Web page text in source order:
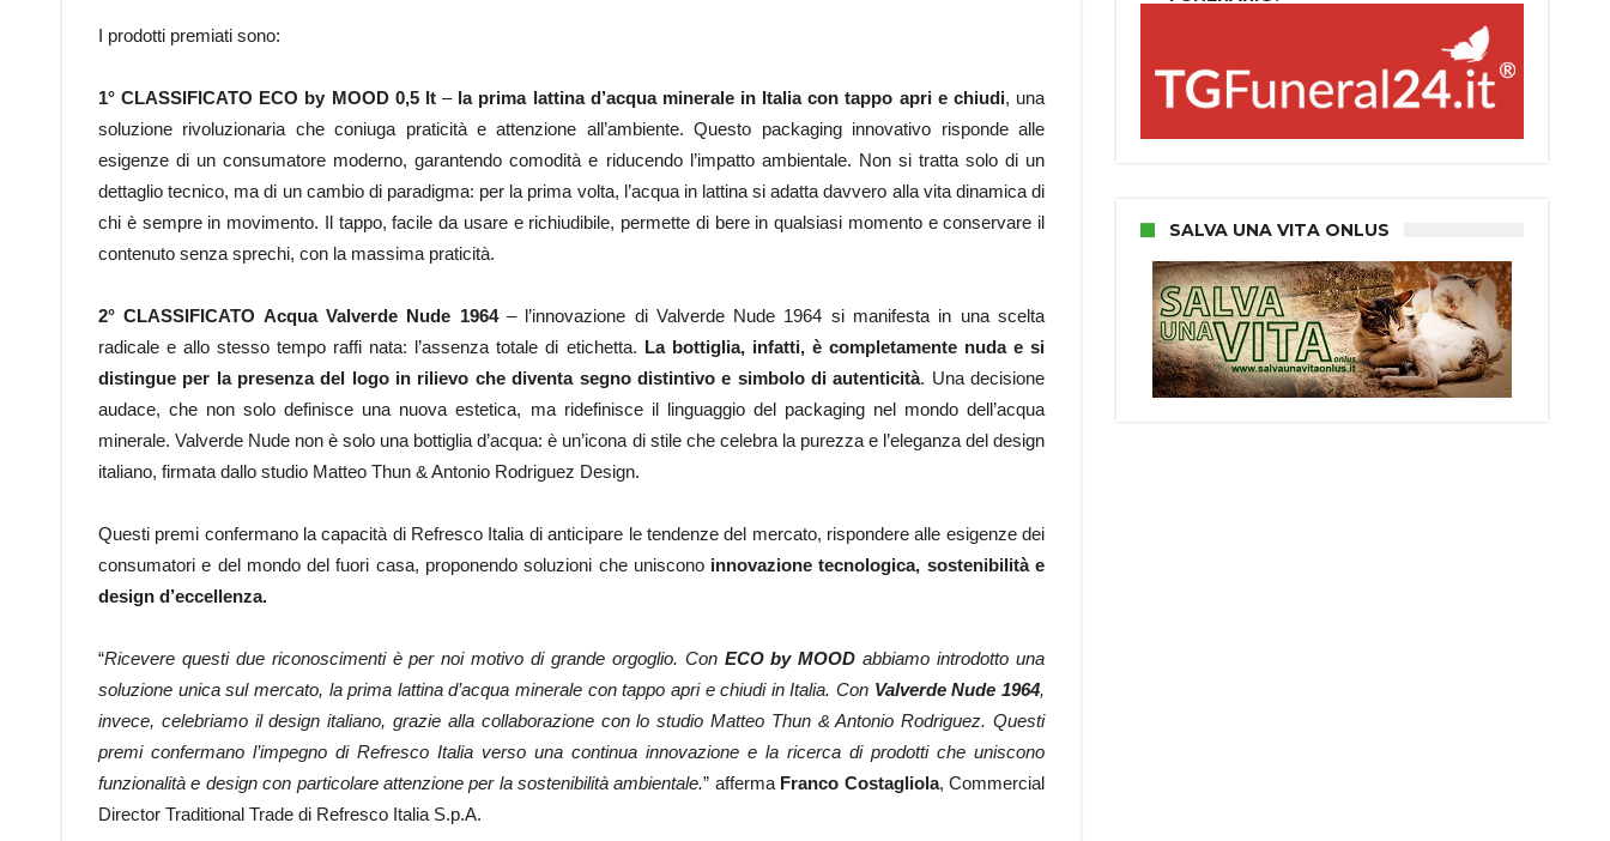
I prodotti premiati sono:
1° CLASSIFICATO ECO by MOOD 0,5 lt– la prima lattina d’acqua minerale in Italia con tappo apri e chiudi, una
soluzione rivoluzionaria che coniuga praticità e attenzione all’ambiente. Questo packaging innovativo risponde alle
esigenze di un consumatore moderno, garantendo comodità e riducendo l’impatto ambientale. Non si tratta solo di un
dettaglio tecnico, ma di un cambio di paradigma: per la prima volta, l’acqua in lattina si adatta davvero alla vita dinamica di
chi è sempre in movimento. Il tappo, facile da usare e richiudibile, permette di bere in qualsiasi momento e conservare il
contenuto senza sprechi, con la massima praticità.
2° CLASSIFICATO Acqua Valverde Nude 1964 – l’innovazione di Valverde Nude 1964 si manifesta in una scelta
radicale e allo stesso tempo raffi nata: l’assenza totale di etichetta. La bottiglia, infatti, è completamente nuda e si
distingue per la presenza del logo in rilievo che diventa segno distintivo e simbolo di autenticità. Una decisione
audace, che non solo definisce una nuova estetica, ma ridefinisce il linguaggio del packaging nel mondo dell’acqua
minerale. Valverde Nude non è solo una bottiglia d’acqua: è un’icona di stile che celebra la purezza e l’eleganza del design
italiano, firmata dallo studio Matteo Thun & Antonio Rodriguez Design.
Questi premi confermano la capacità di Refresco Italia di anticipare le tendenze del mercato, rispondere alle esigenze dei
consumatori e del mondo del fuori casa, proponendo soluzioni che uniscono innovazione tecnologica, sostenibilità e
design d’eccellenza.
“Ricevere questi due riconoscimenti è per noi motivo di grande orgoglio. Con ECO by MOOD abbiamo introdotto una
soluzione unica sul mercato, la prima lattina d’acqua minerale con tappo apri e chiudi in Italia. Con Valverde Nude 1964,
invece, celebriamo il design italiano, grazie alla collaborazione con lo studio Matteo Thun & Antonio Rodriguez. Questi
premi confermano l’impegno di Refresco Italia verso una continua innovazione e la ricerca di prodotti che uniscono
funzionalità e design con particolare attenzione per la sostenibilità ambientale.” afferma Franco Costagliola, Commercial
Director Traditional Trade di Refresco Italia S.p.A.
SALVA UNA VITA ONLUS